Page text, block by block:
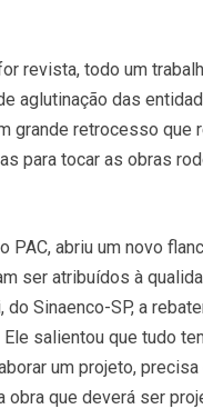
revista, todo um
aglutinação das
grande retrocesso que
para tocar as obras
abriu um novo
ser atribuídos à
Sinaenco-SP, a
salientou que tudo
um projeto,
que deverá ser